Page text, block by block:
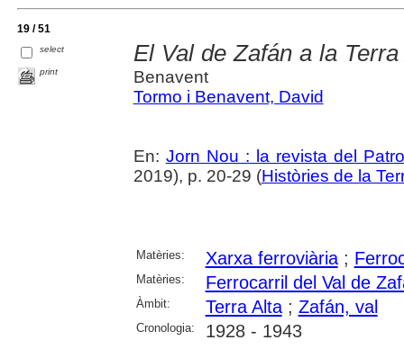
19 / 51
select
print
El Val de Zafán a la
Benavent
Tormo i Benavent, David
En: Jorn Nou : la revista del
2019), p. 20-29 (Històries de la
Matèries: Xarxa ferroviària;
Matèries: Ferrocarril del Val de
Àmbit: Terra Alta; Zafán, val
Cronologia: 1928 - 1943